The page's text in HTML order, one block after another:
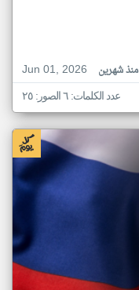
Jun 01, 2026
منذ شهرين
عدد الكلمات: ٦ الصور: ٢٥